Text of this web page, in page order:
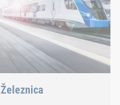
Železnica